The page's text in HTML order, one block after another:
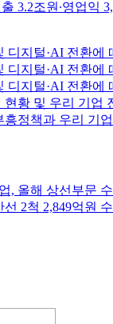
3.2조원∙영업익
디지털·AI 전환에
디지털·AI 전환에
디지털·AI 전환에
현황 및 우리 기업
정책과 우리 기
, 올해 상선부문
2척 2,849억원